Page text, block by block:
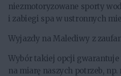
niezmotoryzowane sporty
i zabiegi spa w ustronnych
Wyjazdy na Malediwy z
Wybór takiej opcji
na miarę naszych potrzeb,